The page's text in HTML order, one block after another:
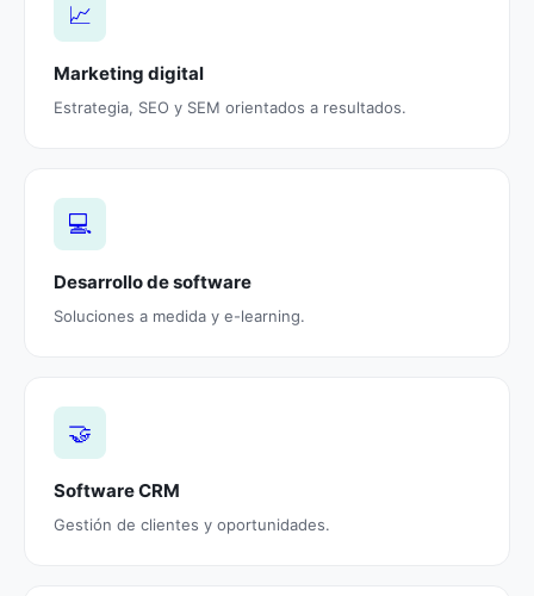
📈
Marketing digital
Estrategia, SEO y SEM orientados a resultados.
💻
Desarrollo de software
Soluciones a medida y e-learning.
🤝
Software CRM
Gestión de clientes y oportunidades.